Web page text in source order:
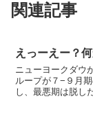
関連記事
えっーえー？何
ニューヨークダウ
ループが７−９月
し、最悪期は脱し